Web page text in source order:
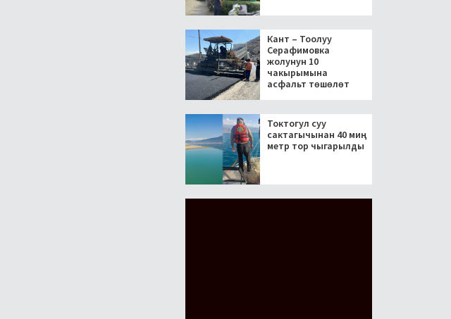
Кант – Тоолуу
Серафимовка
жолунун 10
чакырымына
асфальт төшөлөт
Токтогул суу
сактагычынан 40 миң
метр тор чыгарылды